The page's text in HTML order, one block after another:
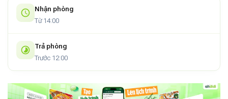
Nhận phòng
Từ 14:00
Trả phòng
Trước 12:00